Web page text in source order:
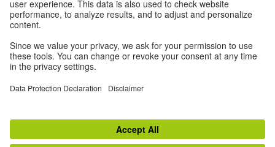
Pribasiya at Pag-accessibilidad
Protección de datos y accesibilidad